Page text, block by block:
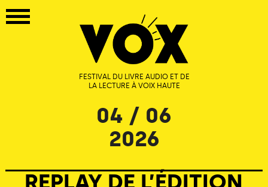
FESTIVAL DU LIVRE AUDIO ET DE
LA LECTURE À VOIX HAUTE
04 / 06
2026
REPLAY DE L’ÉDITION